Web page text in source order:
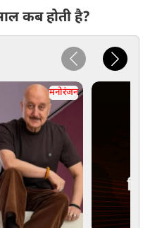
कब होती है?
मनोरंजन